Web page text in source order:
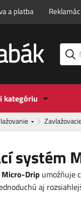
a platba
kategóriu
systém
Drip umožňuje
aj